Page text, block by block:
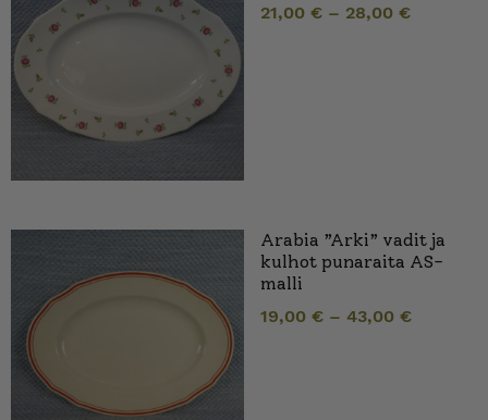
21,00 € – 28,00 €
Arabia ”Arki” vadit ja
kulhot punaraita AS-
malli
19,00 € – 43,00 €